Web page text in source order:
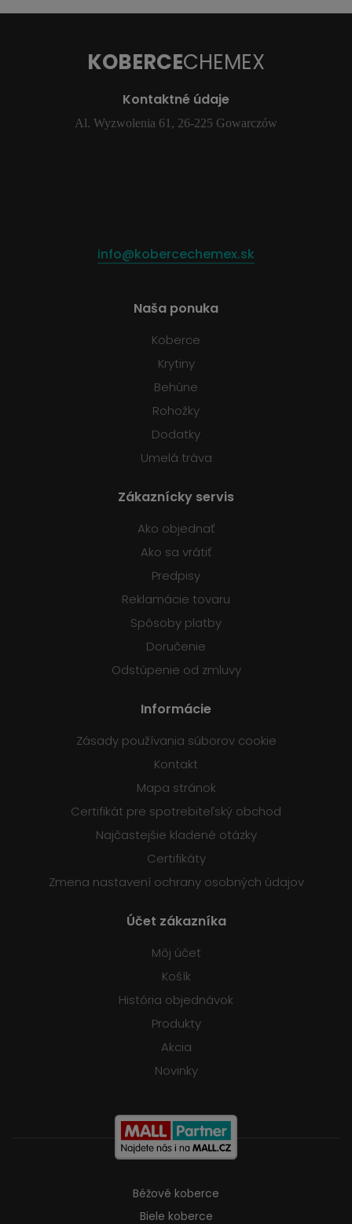
KOBERCECHEMEX
Kontaktné údaje
Al. Wyzwolenia 61, 26-225 Gowarczów
info@kobercechemex.sk
Naša ponuka
Koberce
Krytiny
Behúne
Rohožky
Dodatky
Umelá tráva
Zákaznícky servis
Ako objednať
Ako sa vrátiť
Predpisy
Reklamácie tovaru
Spôsoby platby
Doručenie
Odstúpenie od zmluvy
Informácie
Zásady používania súborov cookie
Kontakt
Mapa stránok
Certifikát pre spotrebiteľský obchod
Najčastejšie kladené otázky
Certifikáty
Zmena nastavení ochrany osobných údajov
Účet zákazníka
Môj účet
Košík
História objednávok
Produkty
Akcia
Novinky
Béžové koberce
Biele koberce